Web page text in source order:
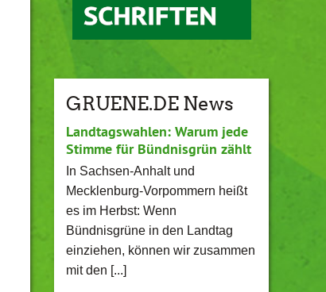
GRUENE.DE News
Landtagswahlen: Warum jede
Stimme für Bündnisgrün zählt
In Sachsen-Anhalt und
Mecklenburg-Vorpommern heißt
es im Herbst: Wenn
Bündnisgrüne in den Landtag
einziehen, können wir zusammen
mit den [...]